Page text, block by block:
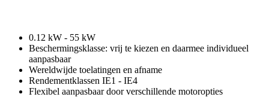
0.12 kW - 55 kW
Beschermingsklasse: vrij te kiezen en daarmee individueel
aanpasbaar
Wereldwijde toelatingen en afname
Rendementklassen IE1 - IE4
Flexibel aanpasbaar door verschillende motoropties